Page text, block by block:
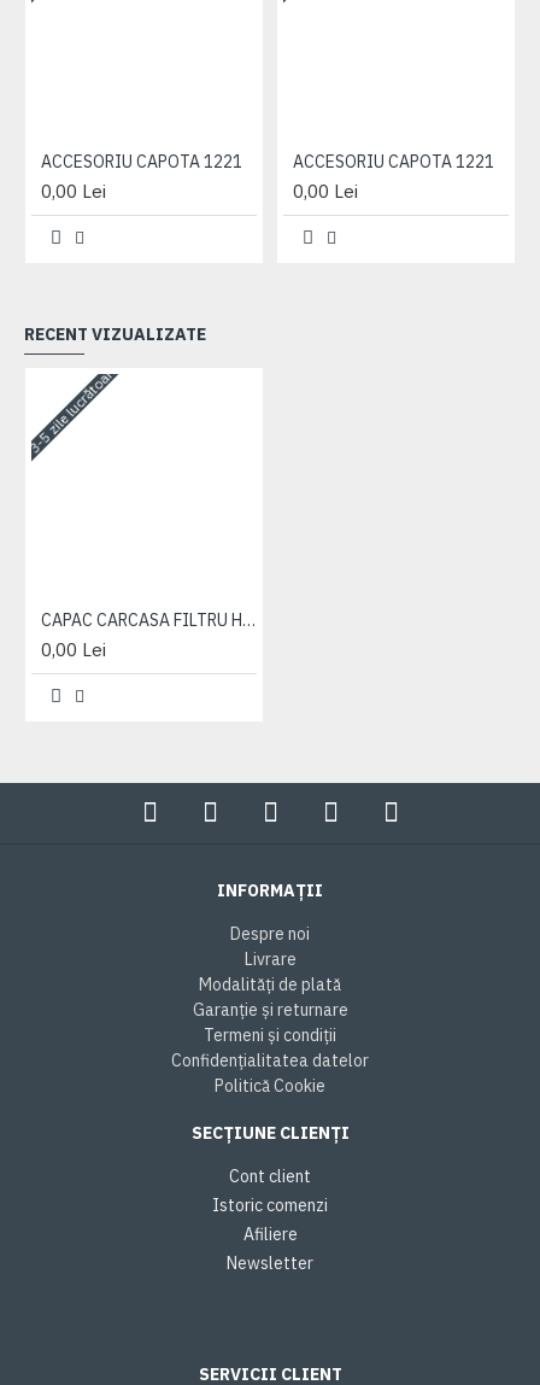
ACCESORIU CAPOTA 1221
0,00 Lei
ACCESORIU CAPOTA 1221
0,00 Lei
RECENT VIZUALIZATE
3-5 zile lucrătoare
CAPAC CARCASA FILTRU HIDRAULIC
0,00 Lei
INFORMAȚII
Despre noi
Livrare
Modalități de plată
Garanție și returnare
Termeni și condiții
Confidențialitatea datelor
Politică Cookie
SECȚIUNE CLIENȚI
Cont client
Istoric comenzi
Afiliere
Newsletter
SERVICII CLIENT